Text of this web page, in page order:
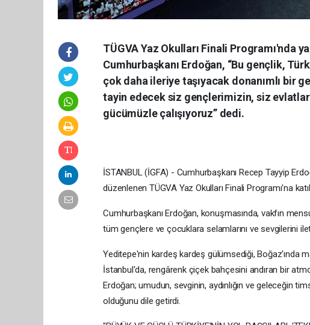
TÜGVA Yaz Okulları Finali Programı'nda
Cumhurbaşkanı Erdoğan, “Bu gençlik,
çok daha ileriye taşıyacak donanımlı bir
tayin edecek siz gençlerimizin, siz
gücümüzle çalışıyoruz” dedi.
İSTANBUL (İGFA) - Cumhurbaşkanı Recep Tayyip
düzenlenen TÜGVA Yaz Okulları Finali Programı'na
Cumhurbaşkanı Erdoğan, konuşmasında, vakfın
tüm gençlere ve çocuklara selamlarını ve sevgilerini
Yeditepe'nin kardeş kardeş gülümsediği, Boğaz'ında
İstanbul'da, rengârenk çiçek bahçesini andıran bir
Erdoğan; umudun, sevginin, aydınlığın ve geleceğin
olduğunu dile getirdi.